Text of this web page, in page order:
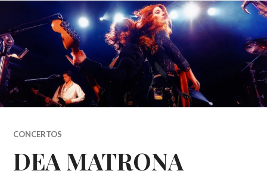
CONCERTOS
DEA MATRONA